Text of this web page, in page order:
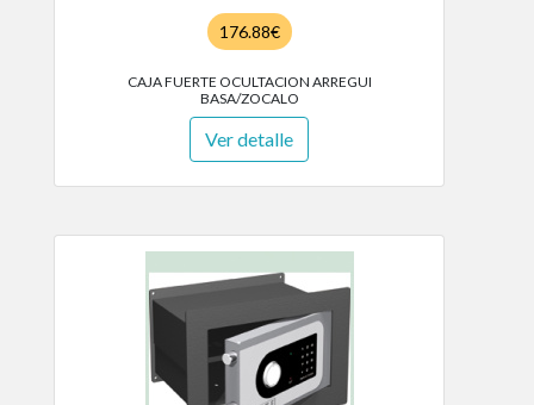
176.88€
CAJA FUERTE OCULTACION ARREGUI
BASA/ZOCALO
Ver detalle